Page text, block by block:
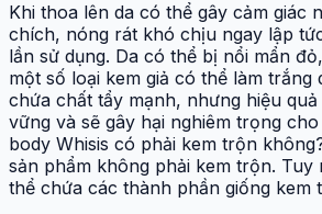
Khi thoa lên da có thể gây cảm giác
chích, nóng rát khó chịu ngay lập
lần sử dụng. Da có thể bị nổi mẩn
một số loại kem giả có thể làm trắng
chứa chất tẩy mạnh, nhưng hiệu
vững và sẽ gây hại nghiêm trọng cho
body Whisis có phải kem trộn
sản phẩm không phải kem trộn. Tuy
thể chứa các thành phần giống kem